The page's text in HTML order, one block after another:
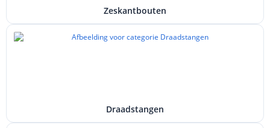
Zeskantbouten
Draadstangen